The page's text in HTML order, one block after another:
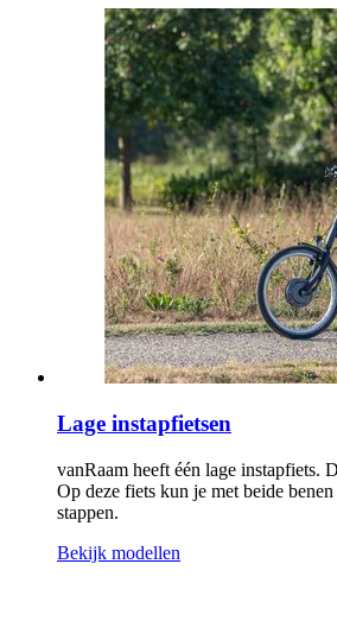
Lage instapfietsen
vanRaam heeft één lage instapfiets.
Op deze fiets kun je met beide
stappen.
Bekijk modellen